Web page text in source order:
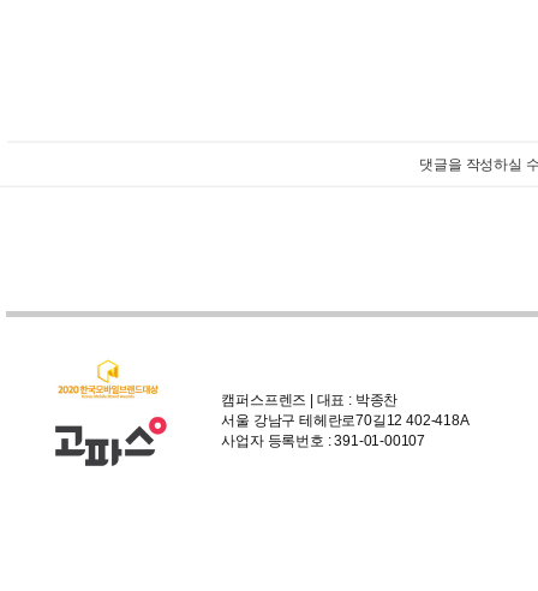
댓글을 작성하실
캠퍼스프렌즈 | 대표 : 박종찬
서울 강남구 테헤란로70길12 402-418A
사업자 등록번호 : 391-01-00107